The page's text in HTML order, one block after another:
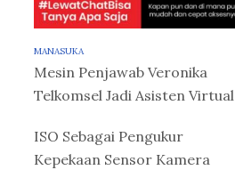
MANASUKA
Mesin Penjawab Veronika
Telkomsel Jadi Asisten Virtual
ISO Sebagai Pengukur
Kepekaan Sensor Kamera